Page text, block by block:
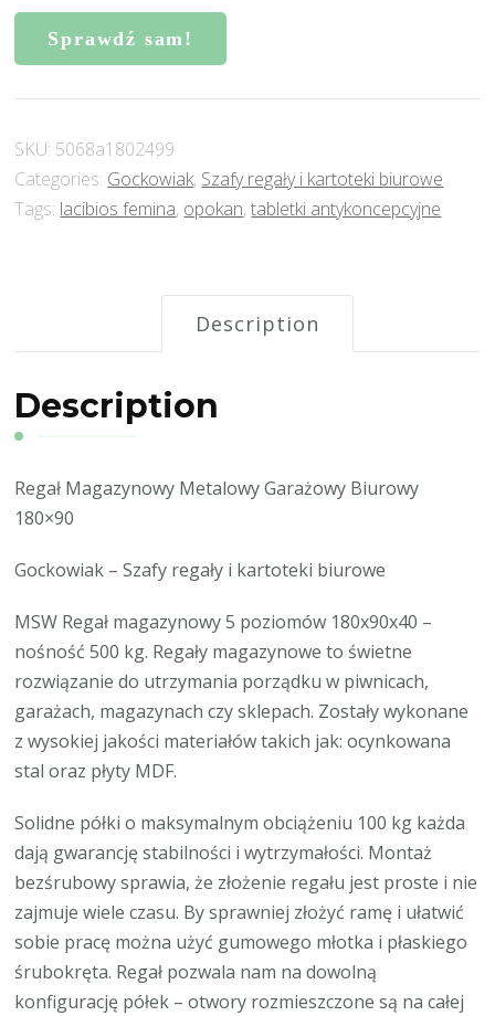
Sprawdź sam!
SKU: 5068a1802499
Categories: Gockowiak, Szafy regały i kartoteki biurowe
Tags: lacibios femina, opokan,tabletki antykoncepcyjne
Description
Description
Regał Magazynowy Metalowy Garażowy Biurowy
180×90
Gockowiak – Szafy regały i kartoteki biurowe
MSW Regał magazynowy 5 poziomów 180x90x40 –
nośność 500 kg. Regały magazynowe to świetne
rozwiązanie do utrzymania porządku w piwnicach,
garażach, magazynach czy sklepach. Zostały wykonane
z wysokiej jakości materiałów takich jak: ocynkowana
stal oraz płyty MDF.
Solidne półki o maksymalnym obciążeniu 100 kg każda
dają gwarancję stabilności i wytrzymałości. Montaż
bezśrubowy sprawia, że złożenie regału jest proste i nie
zajmuje wiele czasu. By sprawniej złożyć ramę i ułatwić
sobie pracę można użyć gumowego młotka i płaskiego
śrubokręta. Regał pozwala nam na dowolną
konfigurację półek – otwory rozmieszczone są na całej